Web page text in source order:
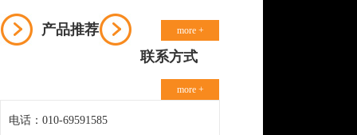
产品推荐 more +
联系方式
more +
电话：010-69591585